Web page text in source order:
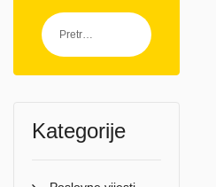
Kategorije